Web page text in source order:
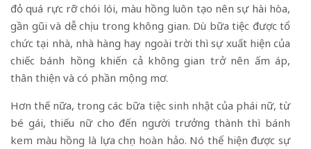
đỏ quá rực rỡ chói lói, màu hồng luôn tạo nên sự hài hòa,
gần gũi và dễ chịu trong không gian. Dù bữa tiệc được tổ
chức tại nhà, nhà hàng hay ngoài trời thì sự xuất hiện của
chiếc bánh hồng khiến cả không gian trở nên ấm áp,
thân thiện và có phần mộng mơ.
Hơn thế nữa, trong các bữa tiệc sinh nhậtcủa phái nữ, từ
bé gái, thiếu nữ cho đến người trưởng thành thì bánh
kem màu hồng là lựa chọn hoàn hảo. Nó thể hiện được sự